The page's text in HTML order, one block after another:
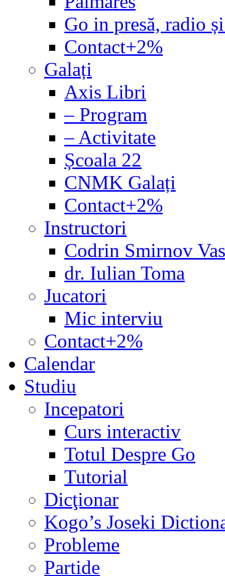
Go in presă, radio
Contact+2%
Galați
Axis Libri
– Program
– Activitate
Școala 22
CNMK Galați
Contact+2%
Instructori
Codrin Smirnov
dr. Iulian Toma
Jucatori
Mic interviu
Contact+2%
Calendar
Studiu
Incepatori
Curs interactiv
Totul Despre Go
Tutorial
Dicţionar
Kogo’s Joseki
Probleme
Partide